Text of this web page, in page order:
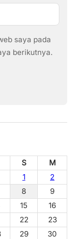
saya pada
berikutnya.
S
M
1
2
8
9
15
16
22
23
29
30